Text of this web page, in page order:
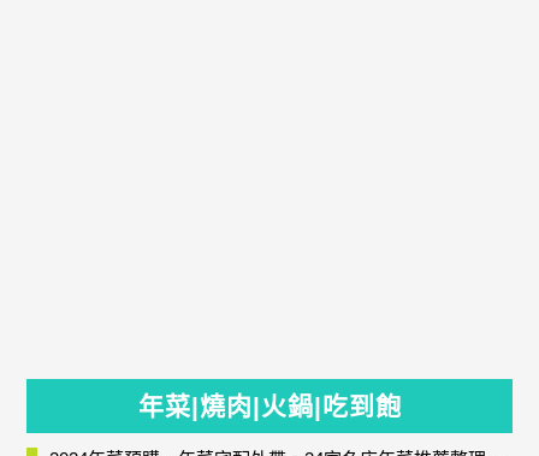
年菜|燒肉|火鍋|吃到飽